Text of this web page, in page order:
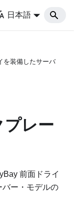
日本語
を装備したサーバ
レー
前面ドライ
バー・モデルの